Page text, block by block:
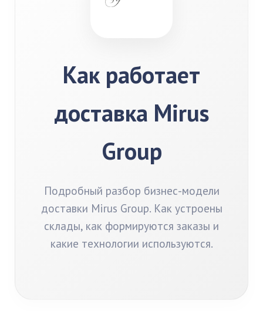
Как работает
доставка Mirus
Group
Подробный разбор бизнес-модели
доставки Mirus Group. Как устроены
склады, как формируются заказы и
какие технологии используются.